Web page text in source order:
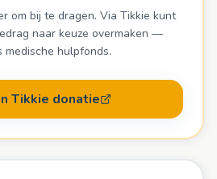
om bij te dragen. Via Tikkie kunt
naar keuze overmaken —
hulpfonds.
Tikkie donatie